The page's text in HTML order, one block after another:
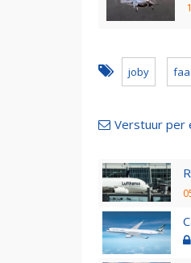
joby faa
Verstuur per